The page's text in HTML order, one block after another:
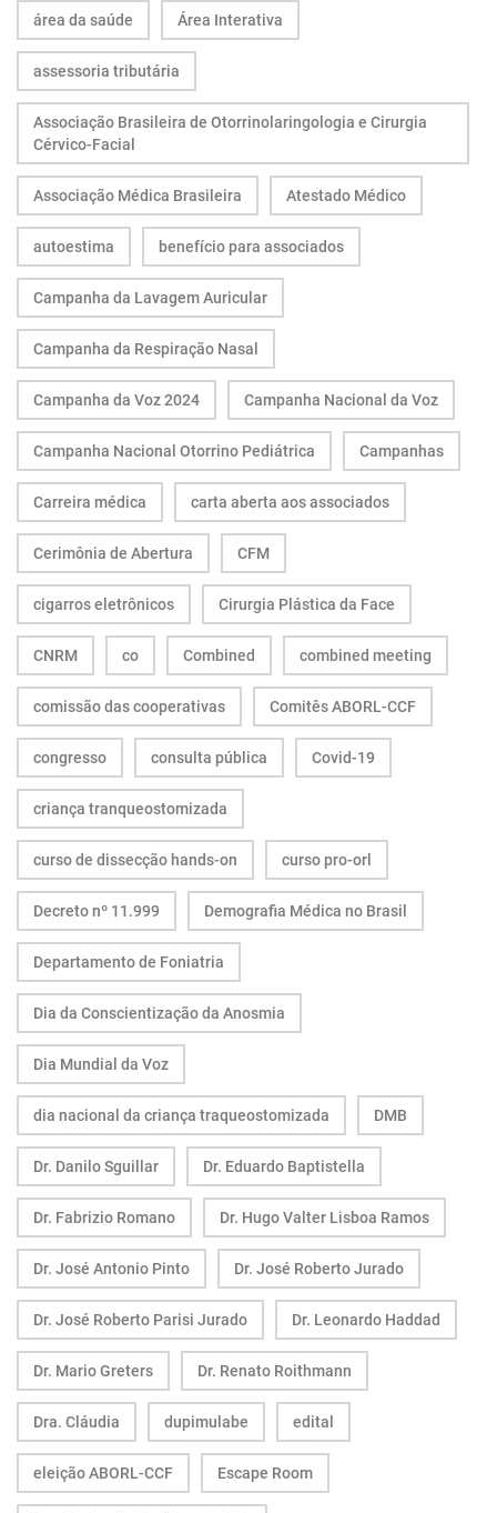
área da saúde Área Interativa
assessoria tributária
Associação Brasileira de Otorrinolaringologia e Cirurgia
Cérvico-Facial
Associação Médica Brasileira Atestado Médico
autoestima benefício para associados
Campanha da Lavagem Auricular
Campanha da Respiração Nasal
Campanha da Voz 2024 Campanha Nacional da Voz
Campanha Nacional Otorrino Pediátrica Campanhas
Carreira médica carta aberta aos associados
Cerimônia de Abertura CFM
cigarros eletrônicos Cirurgia Plástica da Face
CNRM co Combined combined meeting
comissão das cooperativas Comitês ABORL-CCF
congresso consulta pública Covid-19
criança tranqueostomizada
curso de dissecção hands-on curso pro-orl
Decreto nº 11.999 Demografia Médica no Brasil
Departamento de Foniatria
Dia da Conscientização da Anosmia
Dia Mundial da Voz
dia nacional da criança traqueostomizada DMB
Dr. Danilo Sguillar Dr. Eduardo Baptistella
Dr. Fabrizio Romano Dr. Hugo Valter Lisboa Ramos
Dr. José Antonio Pinto Dr. José Roberto Jurado
Dr. José Roberto Parisi Jurado Dr. Leonardo Haddad
Dr. Mario Greters Dr. Renato Roithmann
Dra. Cláudia dupimulabe edital
eleição ABORL-CCF Escape Room